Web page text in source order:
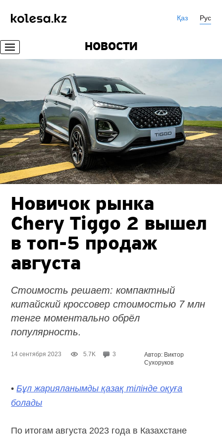
Қаз Рус
НОВОСТИ
Новичок рынка
Chery Tiggo 2 вышел
в топ-5 продаж
августа
Стоимость решает: компактный
китайский кроссовер стоимостью 7 млн
тенге моментально обрёл
популярность.
14 сентября 2023 5.7K 3
Автор: Виктор
Сухоруков
•Бұл жарияланымды қазақ тілінде оқуға
болады
По итогам августа 2023 года в Казахстане